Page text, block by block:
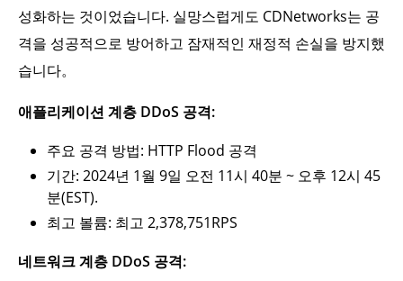
성화하는 것이었습니다. 실망스럽게도 CDNetworks는 공
격을 성공적으로 방어하고 잠재적인 재정적 손실을 방지했
습니다。
애플리케이션 계층 DDoS 공격:
주요 공격 방법: HTTP Flood 공격
기간: 2024년 1월 9일 오전 11시 40분 ~ 오후 12시 45
분(EST).
최고 볼륨: 최고 2,378,751RPS
네트워크 계층 DDoS 공격: